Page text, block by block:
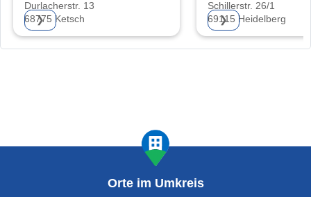
Durlacherstr. 13
68775 Ketsch
❯
eG
Schillerstr. 26/1
69115 Heidelberg
❯
Orte im Umkreis